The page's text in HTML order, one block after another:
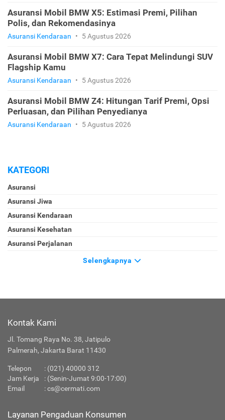
Asuransi Mobil BMW X5: Estimasi Premi, Pilihan
Polis, dan Rekomendasinya
Asuransi Kendaraan • 5 Agustus 2026
Asuransi Mobil BMW X7: Cara Tepat Melindungi SUV
Flagship Kamu
Asuransi Kendaraan • 5 Agustus 2026
Asuransi Mobil BMW Z4: Hitungan Tarif Premi, Opsi
Perluasan, dan Pilihan Penyedianya
Asuransi Kendaraan • 5 Agustus 2026
KATEGORI
Asuransi
Asuransi Jiwa
Asuransi Kendaraan
Asuransi Kesehatan
Asuransi Perjalanan
Selengkapnya
Kontak Kami
Jl. Tomang Raya No. 38, Jatipulo
Palmerah, Jakarta Barat 11430
Telepon : (021) 40000 312
Jam Kerja
: (Senin-Jumat 9:00-17:00)
Email
:cs@cermati.com
Layanan Pengaduan Konsumen